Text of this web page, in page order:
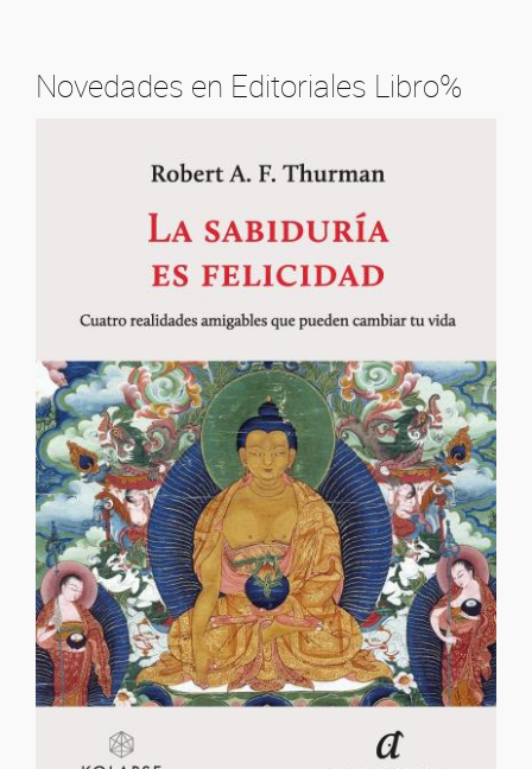
Novedades en Editoriales Libro%